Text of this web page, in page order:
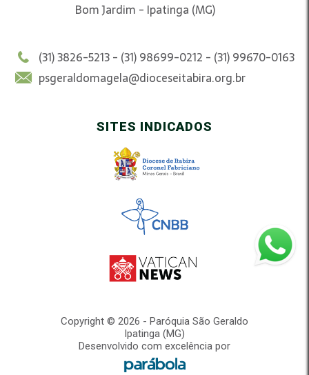
Bom Jardim - Ipatinga (MG)
(31) 3826-5213 - (31) 98699-0212 - (31) 99670-0163
psgeraldomagela@dioceseitabira.org.br
SITES INDICADOS
Copyright © 2026 - Paróquia São Geraldo
Ipatinga (MG)
Desenvolvido com excelência por